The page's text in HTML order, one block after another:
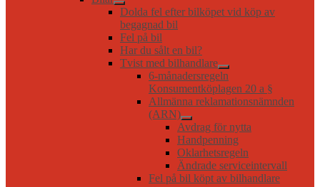
Dolda fel efter bilköpet vid köp av
begagnad bil
Fel på bil
Har du sålt en bil?
Tvist med bilhandlare
6-månadersregeln
Konsumentköplagen 20 a §
Allmänna reklamationsnämnden
(ARN)
Avdrag för nytta
Handpenning
Oklarhetsregeln
Ändrade serviceintervall
Fel på bil köpt av bilhandlare